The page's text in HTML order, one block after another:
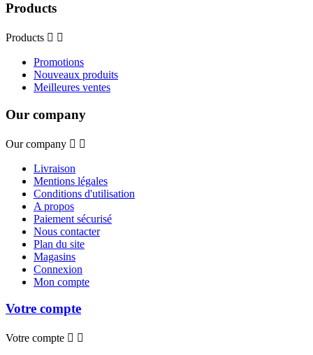
Products
Products  
Promotions
Nouveaux produits
Meilleures ventes
Our company
Our company  
Livraison
Mentions légales
Conditions d'utilisation
A propos
Paiement sécurisé
Nous contacter
Plan du site
Magasins
Connexion
Mon compte
Votre compte
Votre compte  